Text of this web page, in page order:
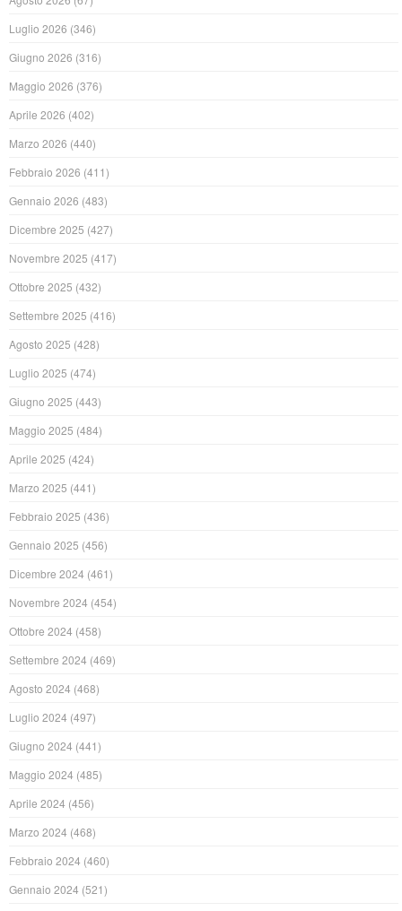
Luglio 2026 (346)
Giugno 2026 (316)
Maggio 2026 (376)
Aprile 2026 (402)
Marzo 2026 (440)
Febbraio 2026 (411)
Gennaio 2026 (483)
Dicembre 2025 (427)
Novembre 2025 (417)
Ottobre 2025 (432)
Settembre 2025 (416)
Agosto 2025 (428)
Luglio 2025 (474)
Giugno 2025 (443)
Maggio 2025 (484)
Aprile 2025 (424)
Marzo 2025 (441)
Febbraio 2025 (436)
Gennaio 2025 (456)
Dicembre 2024 (461)
Novembre 2024 (454)
Ottobre 2024 (458)
Settembre 2024 (469)
Agosto 2024 (468)
Luglio 2024 (497)
Giugno 2024 (441)
Maggio 2024 (485)
Aprile 2024 (456)
Marzo 2024 (468)
Febbraio 2024 (460)
Gennaio 2024 (521)